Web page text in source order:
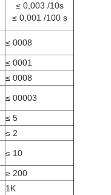
≤ 0,003 /10s
≤ 0,001 /100 s
≤ 0008
≤ 0001
≤ 0008
≤ 00003
≤ 5
≤ 2
≤ 10
≥ 200
1K